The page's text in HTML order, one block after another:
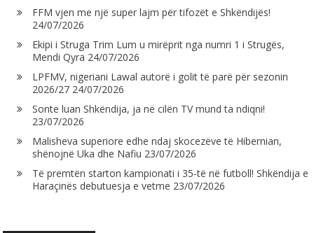
FFM vjen me një super lajm për tifozët e Shkëndijës!
24/07/2026
Ekipi i Struga Trim Lum u mirëprit nga numri 1 i Strugës,
Mendi Qyra 24/07/2026
LPFMV, nigeriani Lawal autorë i golit të parë për sezonin
2026/27 24/07/2026
Sonte luan Shkëndija, ja në cilën TV mund ta ndiqni!
23/07/2026
Malisheva superiore edhe ndaj skocezëve të Hibernian,
shënojnë Uka dhe Nafiu 23/07/2026
Të premtën starton kampionati i 35-të në futboll! Shkëndija e
Haraçinës debutuesja e vetme 23/07/2026